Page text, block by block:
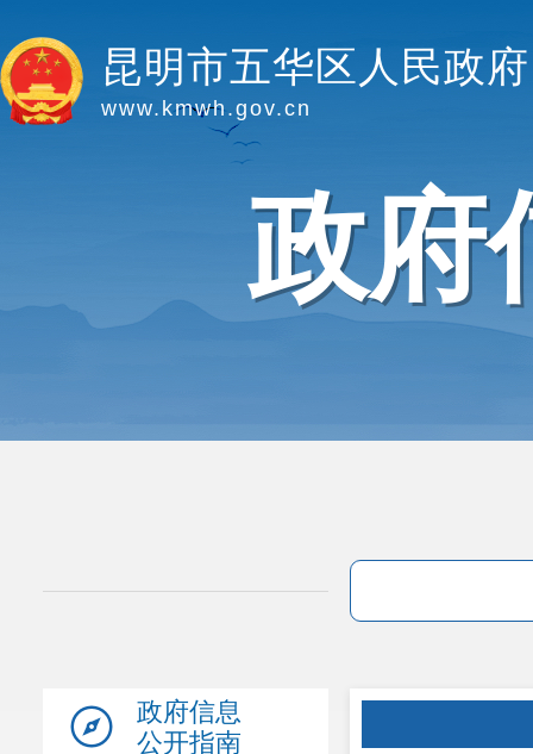
昆明市五华区人民政府
www.kmwh.gov.cn
政府
政府信息
公开指南